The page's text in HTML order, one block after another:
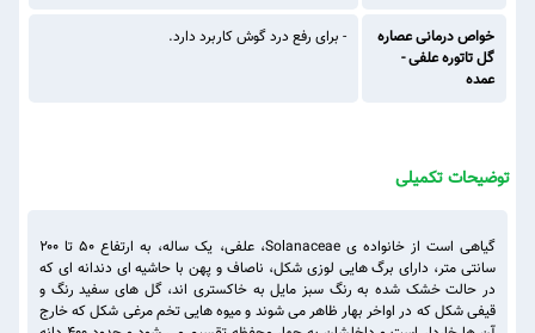
خواص درمانی عصاره
گل تاتوره علفی -
عمده
- برای رفع درد گوش کاربرد دارد.
توضیحات تکمیلی
گیاهی است از خانواده ی Solanaceae، علفی، یک ساله، به ارتفاع ۵۰ تا ۲۰۰
سانتی متر، دارای برگ هایی لوزی شکل، ناصاف و پهن با حاشیه ای دندانه ای که
در حالت خشک شده به رنگ سبز مایل به خاکستری اند، گل های سفید رنگ و
قیفی شکل که در اواخر بهار ظاهر می شوند و میوه هایی تخم مرغی شکل که خارج